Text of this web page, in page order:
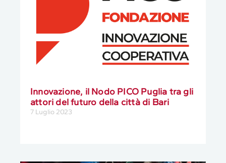
Innovazione, il Nodo PICO Puglia tra gli
attori del futuro della città di Bari
7 Luglio 2023